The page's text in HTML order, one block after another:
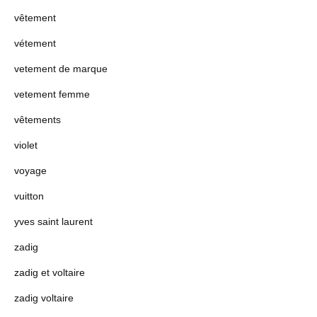
vêtement
vétement
vetement de marque
vetement femme
vêtements
violet
voyage
vuitton
yves saint laurent
zadig
zadig et voltaire
zadig voltaire